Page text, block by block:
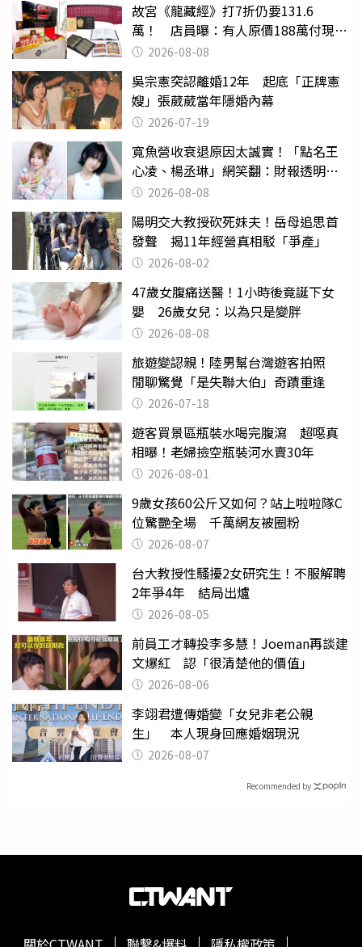
故宮《龍藏經》打7折仍要131.6
萬！ 店員曝：有人原價188萬付現購
買 2026-08-08
吳宗憲突認離婚12年 起底「正牌憲
嫂」張葳葳當年隱婚內幕
2026-07-19
寬魚營收衰退原因太誠實！「點名王
心凌、楊丞琳」網笑翻：財報透明度
滿分2026-08-08
陽明交大教授砍死妹夫！岳母追思首
發聲 揭11年經營真相駁「爭產」
2026-08-02
47歲女腹痛送醫！1小時後竟誕下女
嬰 26歲女兒：以為只是變胖
2026-08-08
旅遊變認親！陸男幫台灣遊客拍照
閒聊驚覺「是失聯大伯」奇蹟重逢
2026-07-18
遊客買景區瓶裝水喝完腹瀉 超噁真
相曝！老婦撿空瓶裝河水賣30年
2026-08-01
9歲女孩60公斤又如何？站上啦啦隊C
位驚艷全場 千萬網友被圈粉
2026-08-07
台大教授性騷擾2女研究生！不服解聘
2年爭4年 結局出爐
2026-08-05
前員工才轉投李多慧！Joeman再談建
文爆紅 認「很清楚他的價值」
2026-08-06
李翊君遭傳婚變「女兒非老公親
生」 本人現身回應婚姻現況
2026-08-07
Recommended by